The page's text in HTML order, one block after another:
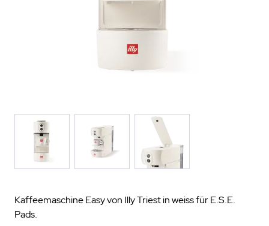
Kaffeemaschine Easy von Illy Triest in weiss für E.S.E.
Pads.